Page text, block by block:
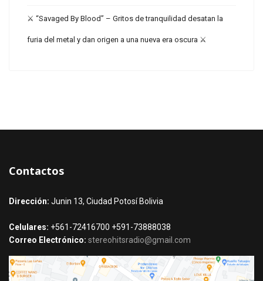
⚔️ “Savaged By Blood” – Gritos de tranquilidad desatan la
furia del metal y dan origen a una nueva era oscura ⚔️
Contactos
Dirección: Junin 13, Ciudad Potosí Bolivia
Celulares: +561-72416700 +591-73888038
Correo Electrónico: stereohitsradio@gmail.com